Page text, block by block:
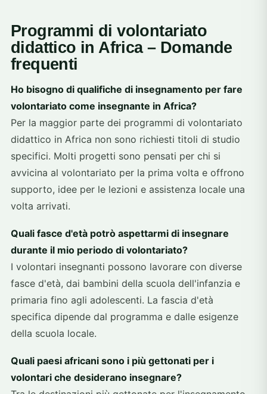
Programmi di volontariato
didattico in Africa – Domande
frequenti
Ho bisogno di qualifiche di insegnamento per fare
volontariato come insegnante in Africa?
Per la maggior parte dei programmi di volontariato
didattico in Africa non sono richiesti titoli di studio
specifici. Molti progetti sono pensati per chi si
avvicina al volontariato per la prima volta e offrono
supporto, idee per le lezioni e assistenza locale una
volta arrivati.
Quali fasce d'età potrò aspettarmi di insegnare
durante il mio periodo di volontariato?
I volontari insegnanti possono lavorare con diverse
fasce d'età, dai bambini della scuola dell'infanzia e
primaria fino agli adolescenti. La fascia d'età
specifica dipende dal programma e dalle esigenze
della scuola locale.
Quali paesi africani sono i più gettonati per i
volontari che desiderano insegnare?